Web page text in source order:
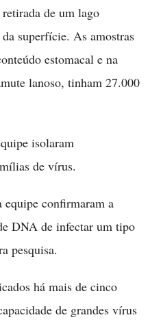
de um lago
superfície. As amostras
estomacal e na
lanoso, tinham 27.000
isolaram
de vírus.
equipe confirmaram a
DNA de infectar um tipo
pesquisa.
há mais de cinco
de grandes vírus